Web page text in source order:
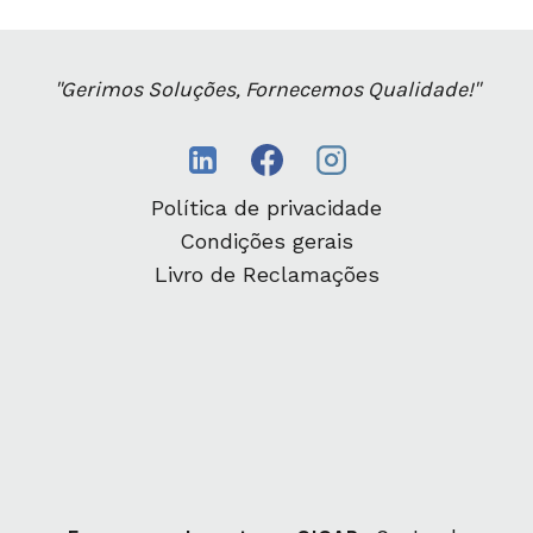
"Gerimos Soluções, Fornecemos Qualidade!"
Política de privacidade
Condições gerais
Livro de Reclamações